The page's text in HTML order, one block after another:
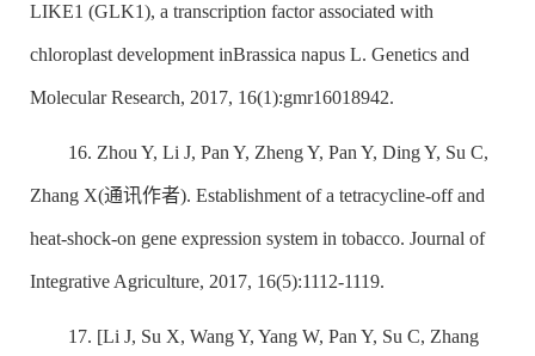
LIKE1 (GLK1), a transcription factor associated with
chloroplast development inBrassica napus L. Genetics and
Molecular Research, 2017, 16(1):gmr16018942.
16. Zhou Y, Li J, Pan Y, Zheng Y, Pan Y, Ding Y, Su C,
Zhang X(通讯作者). Establishment of a tetracycline-off and
heat-shock-on gene expression system in tobacco. Journal of
Integrative Agriculture, 2017, 16(5):1112-1119.
17. [Li J, Su X, Wang Y, Yang W, Pan Y, Su C, Zhang